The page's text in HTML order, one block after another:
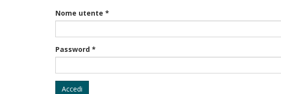
Nome utente *
Password *
Accedi